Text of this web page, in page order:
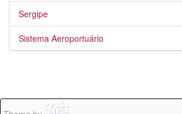
Sergipe
Sistema Aeroportuário